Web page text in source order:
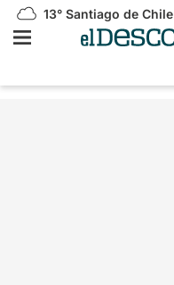
13° Santiago de Chile